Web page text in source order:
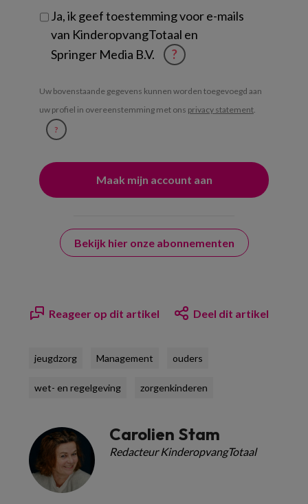
Ja, ik geef toestemming voor e-mails
van KinderopvangTotaal en
Springer Media B.V.
?
Uw bovenstaande gegevens kunnen worden toegevoegd aan
uw profiel in overeenstemming met ons privacy statement
?
Bekijk hier onze abonnementen
Reageer op dit artikel Deel dit artikel
jeugdzorg Management ouders
wet- en regelgeving zorgenkinderen
Carolien Stam
Redacteur KinderopvangTotaal